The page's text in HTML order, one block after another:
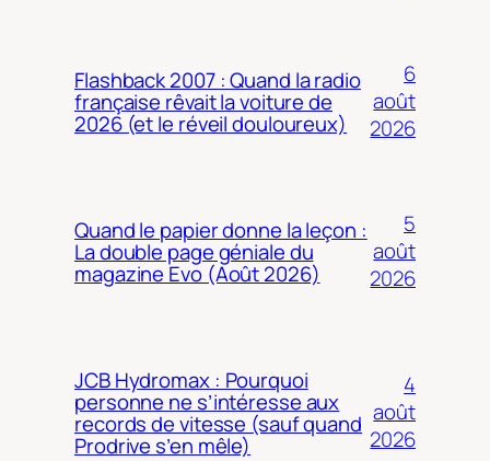
Flashback 2007 : Quand la radio
française rêvait la voiture de
2026 (et le réveil douloureux)
6
août
2026
Quand le papier donne la leçon :
La double page géniale du
magazine Evo (Août 2026)
5
août
2026
JCB Hydromax : Pourquoi
personne ne s’intéresse aux
records de vitesse (sauf quand
Prodrive s’en mêle)
4
août
2026